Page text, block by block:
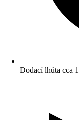
Dodací lhůta cca